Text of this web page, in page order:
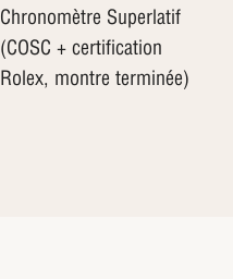
Chronomètre Superlatif
(COSC + certification
Rolex, montre terminée)